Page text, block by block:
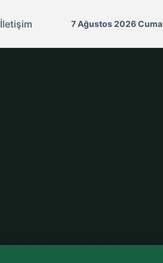
İletişim 7 Ağustos 2026 Cuma